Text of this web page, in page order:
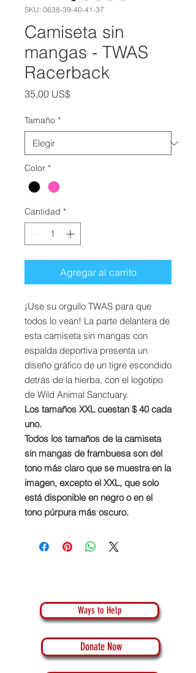
SKU: 0638-39-40-41-37
Camiseta sin
mangas - TWAS
Racerback
35,00 US$Precio
Tamaño *
Color *
Cantidad *
Agregar al carrito
¡Use su orgullo TWAS para que
todos lo vean! La parte delantera de
esta camiseta sin mangas con
espalda deportiva presenta un
diseño gráfico de un tigre escondido
detrás de la hierba, con el logotipo
de Wild Animal Sanctuary.
Los tamaños XXL cuestan $ 40 cada
uno.
Todos los tamaños de la camiseta
sin mangas de frambuesa son del
tono más claro que se muestra en la
imagen, excepto el XXL, que solo
está disponible en negro o en el
tono púrpura más oscuro.
Ways to Help
Donate Now